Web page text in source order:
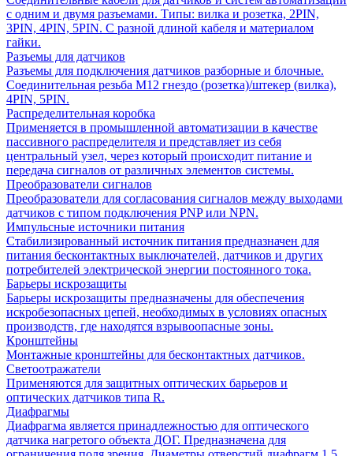
с одним и двумя разъемами. Типы: вилка и розетка, 2PIN,
3PIN, 4PIN, 5PIN. С разной длиной кабеля и материалом
гайки.
Разъемы для датчиков
Разъемы для подключения датчиков разборные и блочные.
Соединительная резьба М12 гнездо (розетка)/штекер (вилка),
4PIN, 5PIN.
Распределительная коробка
Применяется в промышленной автоматизации в качестве
пассивного распределителя и представляет из себя
центральный узел, через который происходит питание и
передача сигналов от различных элементов системы.
Преобразователи сигналов
Преобразователи для согласования сигналов между выходами
датчиков с типом подключения PNP или NPN.
Импульсные источники питания
Стабилизированный источник питания предназначен для
питания бесконтактных выключателей, датчиков и других
потребителей электрической энергии постоянного тока.
Барьеры искрозащиты
Барьеры искрозащиты предназначены для обеспечения
искробезопасных цепей, необходимых в условиях опасных
производств, где находятся взрывоопасные зоны.
Кронштейны
Монтажные кронштейны для бесконтактных датчиков.
Светоотражатели
Применяются для защитных оптических барьеров и
оптических датчиков типа R.
Диафрагмы
Диафрагма является принадлежностью для оптического
датчика нагретого объекта ДОГ. Предназначена для